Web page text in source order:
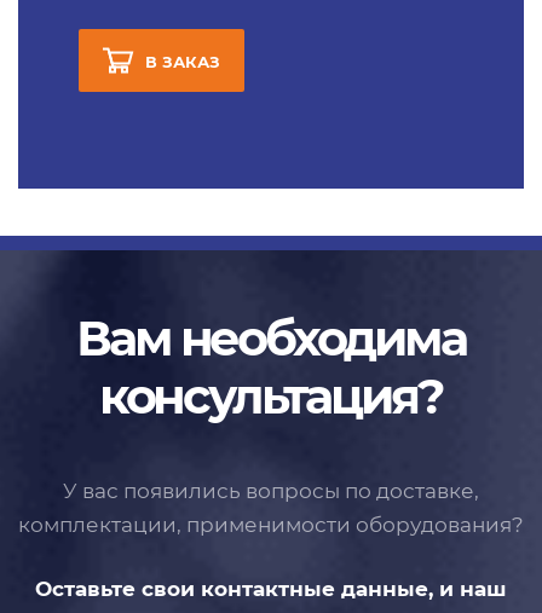
В ЗАКАЗ
Вам необходима
консультация?
У вас появились вопросы по доставке,
комплектации, применимости оборудования?
Оставьте свои контактные данные, и наш